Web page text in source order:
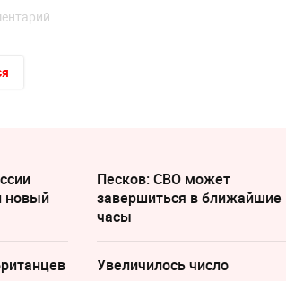
новый
Песков: СВО может
завершиться в ближайшие
часы
Увеличилось число